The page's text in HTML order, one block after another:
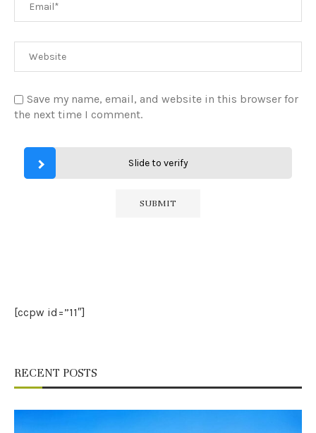
Save my name, email, and website in this browser for
the next time I comment.
Slide to verify
[ccpw id=”11″]
RECENT POSTS